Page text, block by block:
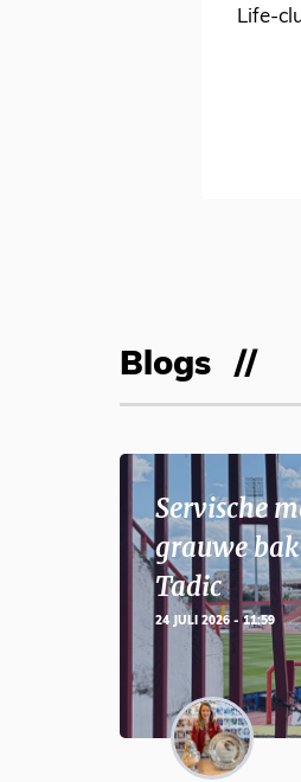
Life-
Blogs
Servische
grauwe
Tadic
24 JULI 2026 - 11:59